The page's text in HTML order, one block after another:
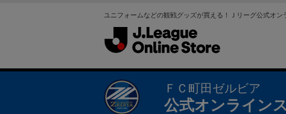
ユニフォームなどの観戦グッズが買える！Ｊリーグ公式オン
ＦＣ町田ゼルビア
公式オンライン